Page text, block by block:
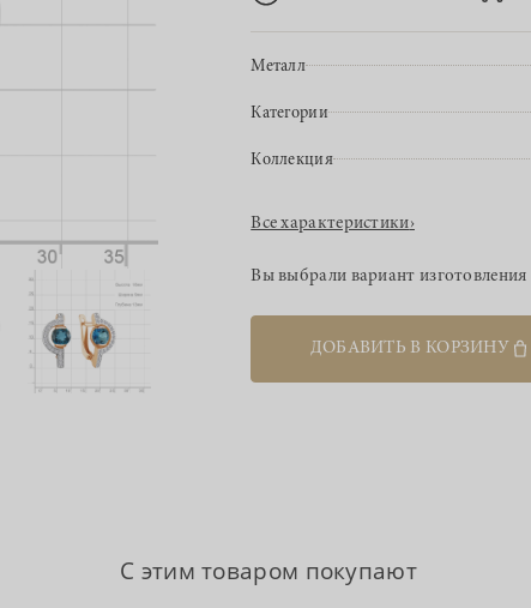
Металл
Категории
Коллекция
Все характеристики›
Вы выбрали вариант изготовления
ДОБАВИТЬ В КОРЗИНУ
С этим товаром покупают